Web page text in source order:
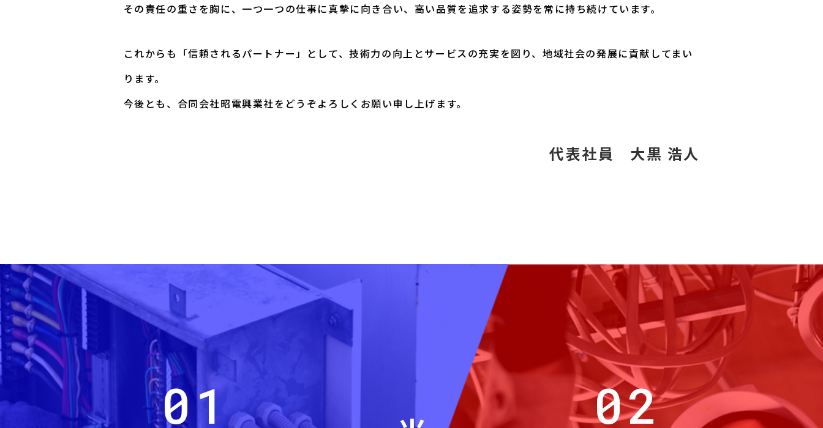
その責任の重さを胸に、一つ一つの仕事に真摯に向き合い、高い品質を追求する姿勢を常に持ち続けています。
これからも「信頼されるパートナー」として、技術力の向上とサービスの充実を図り、地域社会の発展に貢献してまい
ります。
今後とも、合同会社昭電興業社をどうぞよろしくお願い申し上げます。
代表社員 大黒 浩人
01 02